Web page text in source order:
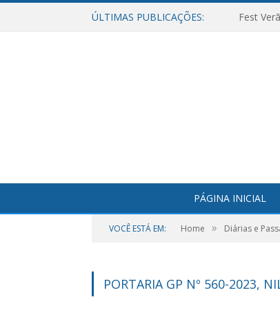
ÚLTIMAS PUBLICAÇÕES: Fest
PÁGINA INICIAL
VOCÊ ESTÁ EM: Home » Diárias e
PORTARIA GP Nº 560-2023,